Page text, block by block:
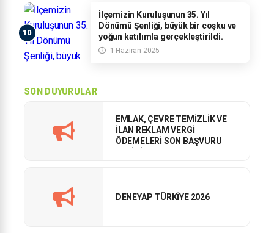
İlçemizin Kuruluşunun 35. Yıl
Dönümü Şenliği, büyük bir coşku ve
yoğun katılımla gerçekleştirildi.
1 Haziran 2025
SON DUYURULAR
EMLAK, ÇEVRE TEMİZLİK VE
İLAN REKLAM VERGİ
ÖDEMELERİ SON BAŞVURU
DENEYAP TÜRKİYE 2026